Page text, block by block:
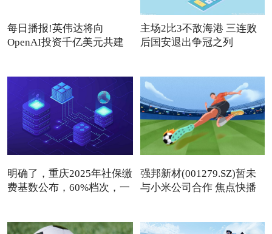
每日播报!英伟达将向
OpenAI投资千亿美元共建
主场2比3不敌海港 三连败
后国安退出争冠之列
明确了，重庆2025年社保缴
费基数公布，60%档次，一
强邦新材(001279.SZ)暂未
与小米公司合作 焦点快播